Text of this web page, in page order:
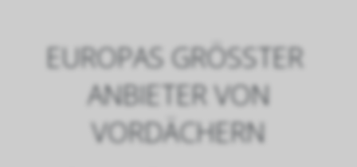
EUROPAS GRÖSSTER A
NBIETER VON V
ORDÄCHERN